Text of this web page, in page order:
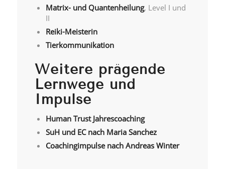
Matrix- und Quantenheilung, Level I und
II
Reiki-Meisterin
Tierkommunikation
Weitere prägende
Lernwege und
Impulse
Human Trust Jahrescoaching
SuH und EC nach Maria Sanchez
Coachingimpulse nach Andreas Winter